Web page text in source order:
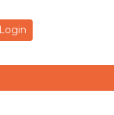
Login